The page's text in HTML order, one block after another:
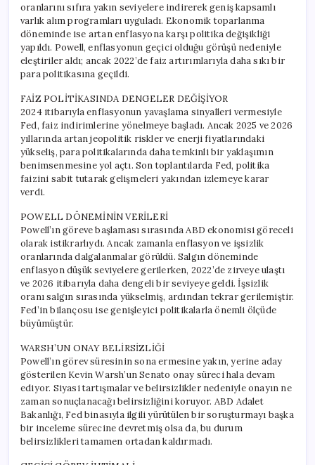
oranlarını sıfıra yakın seviyelere indirerek geniş kapsamlı
varlık alım programları uyguladı. Ekonomik toparlanma
döneminde ise artan enflasyona karşı politika değişikliği
yapıldı. Powell, enflasyonun geçici olduğu görüşü nedeniyle
eleştiriler aldı; ancak 2022’de faiz artırımlarıyla daha sıkı bir
para politikasına geçildi.
FAİZ POLİTİKASINDA DENGELER DEĞİŞİYOR
2024 itibarıyla enflasyonun yavaşlama sinyalleri vermesiyle
Fed, faiz indirimlerine yönelmeye başladı. Ancak 2025 ve 2026
yıllarında artan jeopolitik riskler ve enerji fiyatlarındaki
yükseliş, para politikalarında daha temkinli bir yaklaşımın
benimsenmesine yol açtı. Son toplantılarda Fed, politika
faizini sabit tutarak gelişmeleri yakından izlemeye karar
verdi.
POWELL DÖNEMİNİN VERİLERİ
Powell’ın göreve başlaması sırasında ABD ekonomisi göreceli
olarak istikrarlıydı. Ancak zamanla enflasyon ve işsizlik
oranlarında dalgalanmalar görüldü. Salgın döneminde
enflasyon düşük seviyelere gerilerken, 2022’de zirveye ulaştı
ve 2026 itibarıyla daha dengeli bir seviyeye geldi. İşsizlik
oranı salgın sırasında yükselmiş, ardından tekrar gerilemiştir.
Fed’in bilançosu ise genişleyici politikalarla önemli ölçüde
büyümüştür.
WARSH’UN ONAY BELİRSİZLİĞİ
Powell’ın görev süresinin sona ermesine yakın, yerine aday
gösterilen Kevin Warsh’un Senato onay süreci hala devam
ediyor. Siyasi tartışmalar ve belirsizlikler nedeniyle onayın ne
zaman sonuçlanacağı belirsizliğini koruyor. ABD Adalet
Bakanlığı, Fed binasıyla ilgili yürütülen bir soruşturmayı başka
bir inceleme sürecine devretmiş olsa da, bu durum
belirsizlikleri tamamen ortadan kaldırmadı.